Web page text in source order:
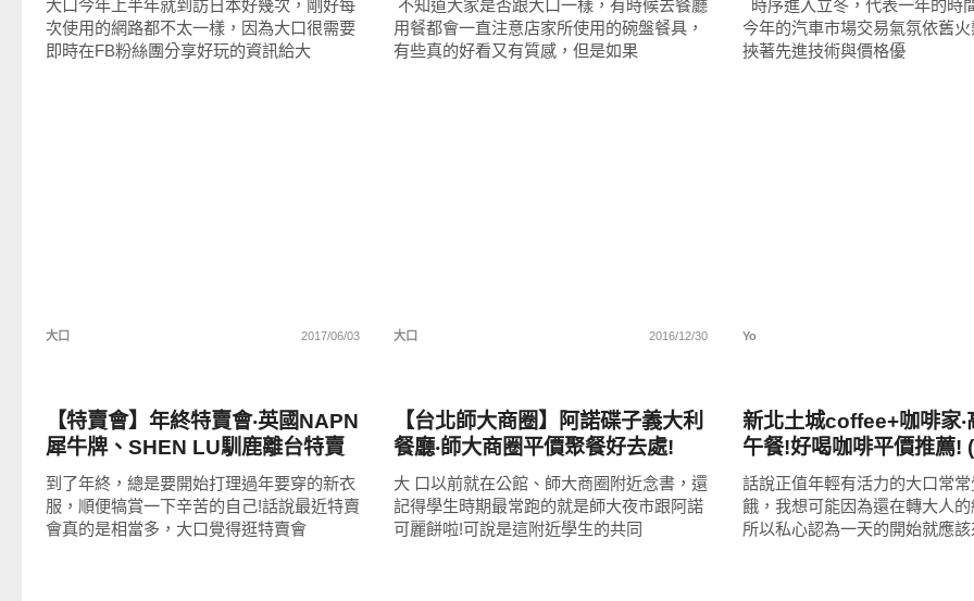
大口今年上半年就到訪日本好幾次，剛好每
次使用的網路都不太一樣，因為大口很需要
即時在FB粉絲團分享好玩的資訊給大
大口 2017/06/03
有盡有，送禮自用兩相宜!
​ 不知道大家是否跟大口一樣，有時候去餐廳
用餐都會一直注意店家所使用的碗盤餐具，
有些真的好看又有質感，但是如果
大口 2016/12/30
時序進入立冬，代表一年的時
今年的汽車市場交易氣氛依舊
挾著先進技術與價格優
Yo
【特賣會】年終特賣會‧英國NAPN
犀牛牌、SHEN LU馴鹿離台特賣
會!必敗的機能外套886元 圓領
TEE196元 POLO衫296元!(捷運東
湖站3號出口)
到了年終，總是要開始打理過年要穿的新衣
服，順便犒賞一下辛苦的自己!話說最近特賣
會真的是相當多，大口覺得逛特賣會
【台北師大商圈】阿諾碟子義大利
餐廳‧師大商圈平價聚餐好去處!
大 口以前就在公館、師大商圈附近念書，還
記得學生時期最常跑的就是師大夜市跟阿諾
可麗餅啦!可說是這附近學生的共同
新北土城coffee+咖啡家‧
午餐!好喝咖啡平價推薦!
站)
話說正值年輕有活力的大口常
餓，我想可能因為還在轉大人
所以私心認為一天的開始就應該